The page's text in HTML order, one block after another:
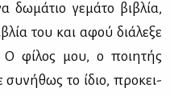
δω­μά­τιο γε­μά­το βι­βλία,
του και αφού διά­λε­ξε
φί­λος μου, ο ποι­η­τής
το ίδιο, προ­κει­